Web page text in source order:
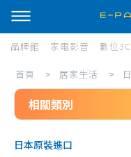
熱門搜尋
風扇
品牌館 家電影音 數位3C
居
家
生
活/
首頁 > 居家生活 >
相關類別
日本原裝進口